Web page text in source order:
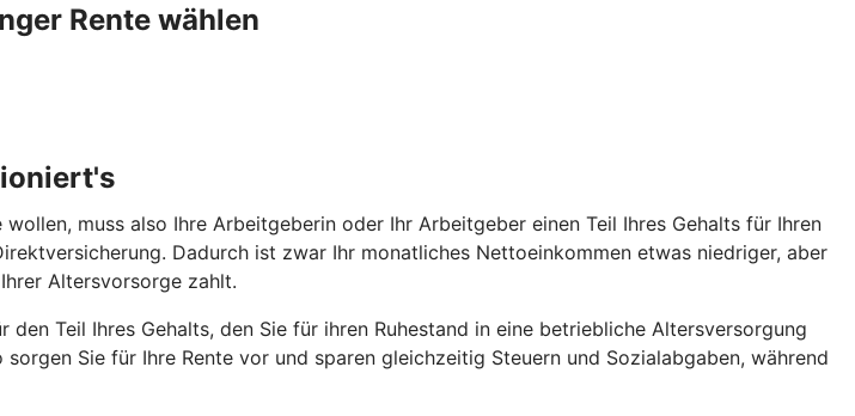
Rente wählen
muss also Ihre Arbeitgeberin oder Ihr Arbeitgeber einen Teil Ihres Gehalts für Ihren
Dadurch ist zwar Ihr monatliches Nettoeinkommen etwas niedriger, aber
Altersvorsorge zahlt.
Teil Ihres Gehalts, den Sie für ihren Ruhestand in eine betriebliche Altersversorgung
Sie für Ihre Rente vor und sparen gleichzeitig Steuern und Sozialabgaben, während